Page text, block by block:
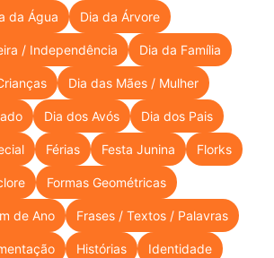
da Água Dia da Árvore
/ Independência Dia da Família
Dia das Mães / Mulher
Dia dos Avós Dia dos Pais
Férias Festa Junina Florks
Formas Geométricas
de Ano Frases / Textos / Palavras
Histórias Identidade